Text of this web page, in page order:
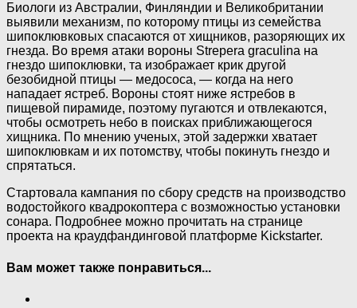
Биологи из Австралии, Финляндии и Великобритании
выявили механизм, по которому птицы из семейства
шипоклювковых спасаются от хищников, разоряющих их
гнезда. Во время атаки вороны Strepera graculina на
гнездо шипоклювки, та изображает крик другой
безобидной птицы — медососа, — когда на него
нападает ястреб. Вороны стоят ниже ястребов в
пищевой пирамиде, поэтому пугаются и отвлекаются,
чтобы осмотреть небо в поисках приближающегося
хищника. По мнению ученых, этой задержки хватает
шипоклювкам и их потомству, чтобы покинуть гнездо и
спрятаться.
Стартовала кампания по сбору средств на производство
водостойкого квадрокоптера с возможностью установки
сонара. Подробнее можно прочитать на странице
проекта на краудфандинговой платформе Kickstarter.
Вам может также понравиться...